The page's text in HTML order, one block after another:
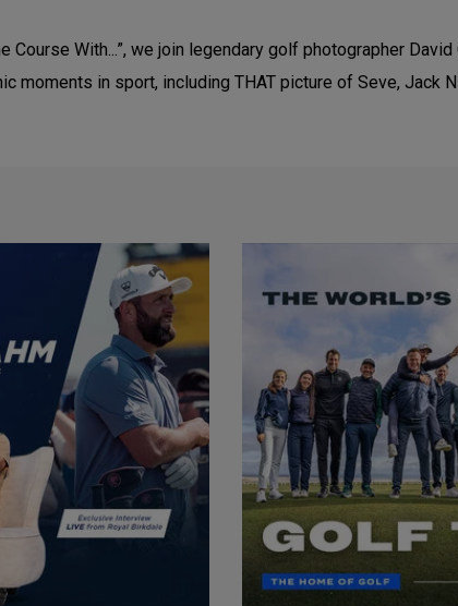
Course With...”, we join legendary golf photographer
moments in sport, including THAT picture of Seve, Jack